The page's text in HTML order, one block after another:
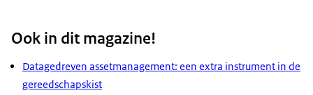
Ook in dit magazine!
Datagedreven assetmanagement: een extra instrument in de
gereedschapskist